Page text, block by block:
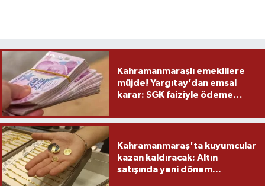
Kahramanmaraşlı emeklilere
müjde! Yargıtay’dan emsal
karar: SGK faiziyle ödeme
Kahramanmaraş'ta kuyumcular
kazan kaldıracak: Altın
satışında yeni dönem...